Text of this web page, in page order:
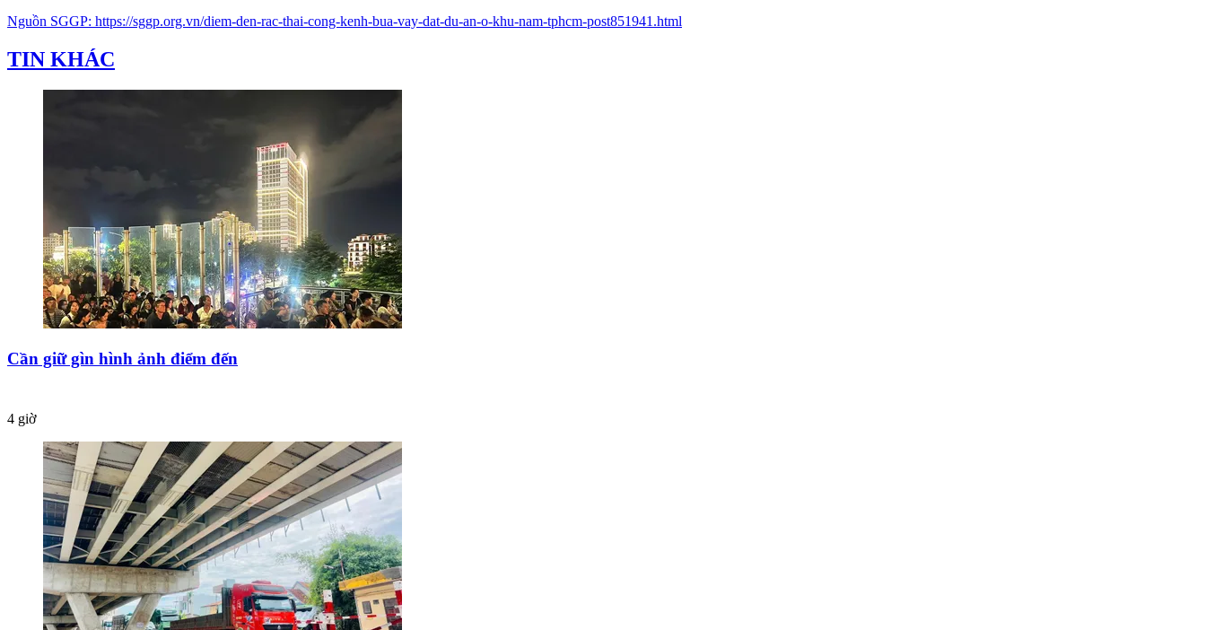
Nguồn SGGP: https://sggp.org.vn/diem-den-rac-thai-cong-kenh-bua-vay-dat-du-an-o-khu-nam-tphcm-post851941.html
TIN KHÁC
Cần giữ gìn hình ảnh điểm đến
4 giờ